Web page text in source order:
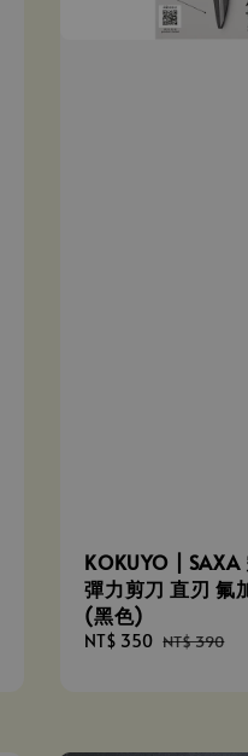
KOKUYO | SAXA
彈力剪刀 直刃 氟
(黑色)
Sale
NT$ 350 Regular
NT$ 390